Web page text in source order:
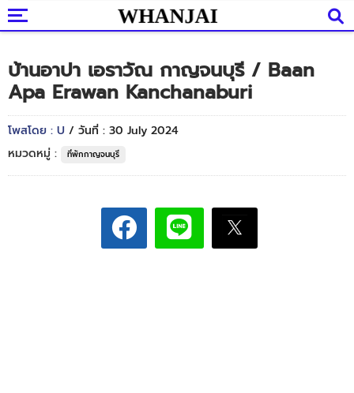
บ้านอาปา เอราวัณ กาญจนบุรี / Baan
Apa Erawan Kanchanaburi
โพสโดย : U / วันที่ : 30 July 2024
หมวดหมู่ :
ที่พักกาญจนบุรี